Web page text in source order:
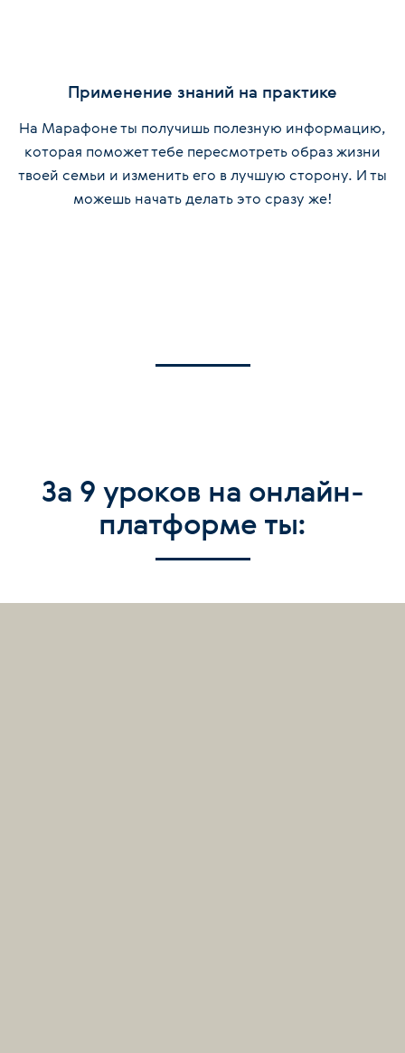
Применение знаний на практике
На Марафоне ты получишь полезную информацию,
которая поможет тебе пересмотреть образ жизни
твоей семьи и изменить его в лучшую сторону. И ты
можешь начать делать это сразу же!
За 9 уроков на онлайн-
платформе ты: